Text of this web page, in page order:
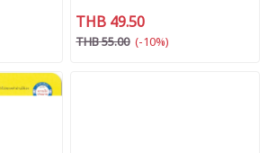
THB 49.50
THB 55.00 (-10%)